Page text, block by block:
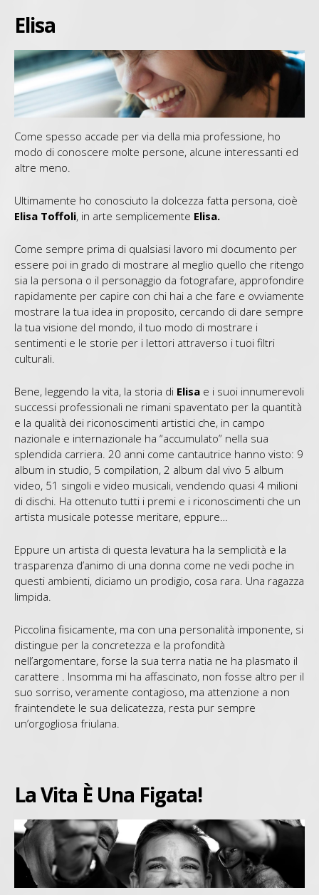
Elisa
Come spesso accade per via della mia professione, ho
modo di conoscere molte persone, alcune interessanti ed
altre meno.
Ultimamente ho conosciuto la dolcezza fatta persona, cioè
Elisa Toffoli, in arte semplicemente Elisa.
Come sempre prima di qualsiasi lavoro mi documento per
essere poi in grado di mostrare al meglio quello che ritengo
sia la persona o il personaggio da fotografare, approfondire
rapidamente per capire con chi hai a che fare e ovviamente
mostrare la tua idea in proposito, cercando di dare sempre
la tua visione del mondo, il tuo modo di mostrare i
sentimenti e le storie per i lettori attraverso i tuoi filtri
culturali.
Bene, leggendo la vita, la storia di Elisa e i suoi innumerevoli
successi professionali ne rimani spaventato per la quantità
e la qualità dei riconoscimenti artistici che, in campo
nazionale e internazionale ha “accumulato” nella sua
splendida carriera. 20 anni come cantautrice hanno visto: 9
album in studio, 5 compilation, 2 album dal vivo 5 album
video, 51 singoli e video musicali, vendendo quasi 4 milioni
di dischi. Ha ottenuto tutti i premi e i riconoscimenti che un
artista musicale potesse meritare, eppure…
Eppure un artista di questa levatura ha la semplicità e la
trasparenza d’animo di una donna come ne vedi poche in
questi ambienti, diciamo un prodigio, cosa rara. Una ragazza
limpida.
Piccolina fisicamente, ma con una personalità imponente, si
distingue per la concretezza e la profondità
nell’argomentare, forse la sua terra natia ne ha plasmato il
carattere . Insomma mi ha affascinato, non fosse altro per il
suo sorriso, veramente contagioso, ma attenzione a non
fraintendete le sua delicatezza, resta pur sempre
un’orgogliosa friulana.
La Vita È Una Figata!